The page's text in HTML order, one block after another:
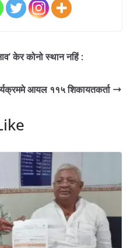
केर कोनो स्थान नहिं :
आयल ११५ शिकायतकर्ता